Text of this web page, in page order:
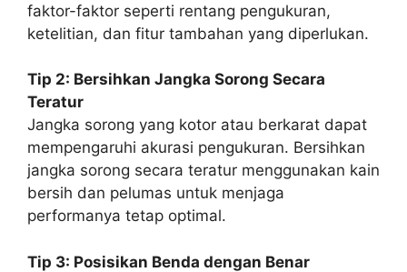
faktor-faktor seperti rentang pengukuran,
ketelitian, dan fitur tambahan yang diperlukan.
Tip 2: Bersihkan Jangka Sorong Secara
Teratur
Jangka sorong yang kotor atau berkarat dapat
mempengaruhi akurasi pengukuran. Bersihkan
jangka sorong secara teratur menggunakan kain
bersih dan pelumas untuk menjaga
performanya tetap optimal.
Tip 3: Posisikan Benda dengan Benar